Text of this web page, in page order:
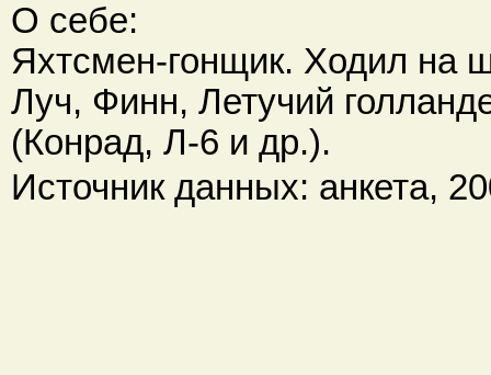
О себе:
Яхтсмен-гонщик. Ходил на
Луч, Финн, Летучий
(Конрад, Л-6 и др.).
Источник данных: анкета,